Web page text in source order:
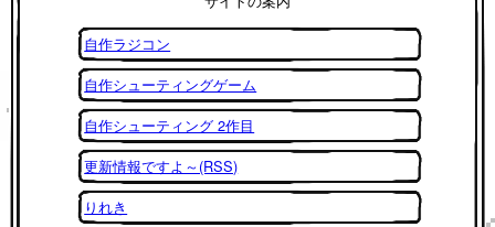
自作ラジコン
自作シューティングゲーム
自作シューティング 2作目
更新情報ですよ～(RSS)
りれき